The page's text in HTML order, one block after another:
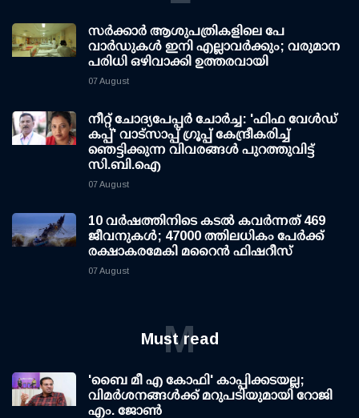
സര്‍ക്കാര്‍ ആശുപത്രികളിലെ പേ
വാര്‍ഡുകള്‍ ഇനി എല്ലാവര്‍ക്കും; വരുമാന
പരിധി ഒഴിവാക്കി ഉത്തരവായി
07 August
നീറ്റ് ചോദ്യപേപ്പര്‍ ചോര്‍ച്ച: 'ഫിഫ വേള്‍ഡ്
കപ്പ്' വാട്സാപ്പ് ഗ്രൂപ്പ് കേന്ദ്രീകരിച്ച്
ഞെട്ടിക്കുന്ന വിവരങ്ങള്‍ പുറത്തുവിട്ട്
സി.ബി.ഐ
07 August
10 വര്‍ഷത്തിനിടെ കടല്‍ കവര്‍ന്നത് 469
ജീവനുകള്‍; 47000 ത്തിലധികം പേര്‍ക്ക്
രക്ഷാകരമേകി മറൈന്‍ ഫിഷറീസ്
07 August
Must read
M
'ബൈ മീ എ കോഫി' കാപ്പിക്കടയല്ല;
വിമര്‍ശനങ്ങള്‍ക്ക് മറുപടിയുമായി റോജി
എം. ജോണ്‍